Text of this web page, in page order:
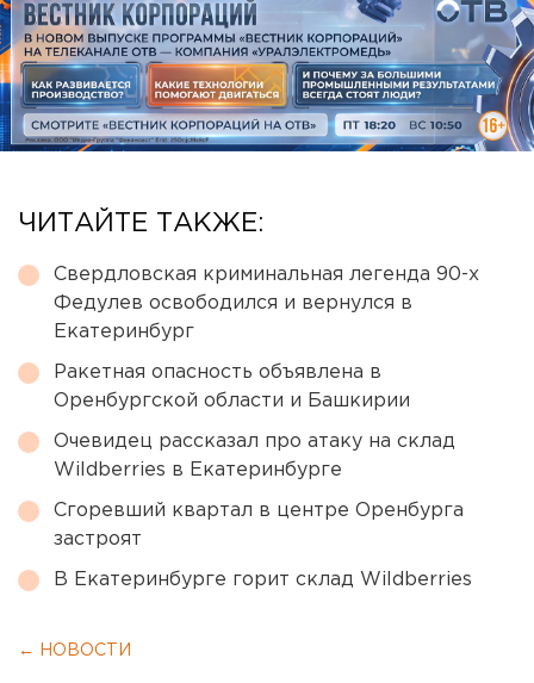
ЧИТАЙТЕ ТАКЖЕ:
Свердловская криминальная легенда 90-х
Федулев освободился и вернулся в
Екатеринбург
Ракетная опасность объявлена в
Оренбургской области и Башкирии
Очевидец рассказал про атаку на склад
Wildberries в Екатеринбурге
Сгоревший квартал в центре Оренбурга
застроят
В Екатеринбурге горит склад Wildberries
← НОВОСТИ